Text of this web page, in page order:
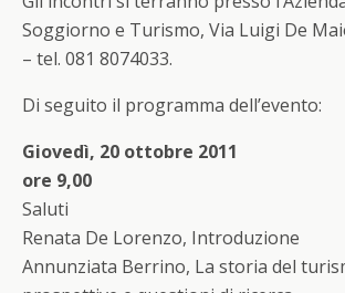
Soggiorno e Turismo, Via Luigi De
– tel. 081 8074033.
Di seguito il programma dell’evento:
Giovedì, 20 ottobre 2011
ore 9,00
Saluti
Renata De Lorenzo, Introduzione
Annunziata Berrino, La storia del